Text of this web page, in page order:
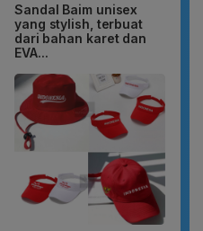
Sandal Baim unisex
yang stylish, terbuat
dari bahan karet dan
EVA...